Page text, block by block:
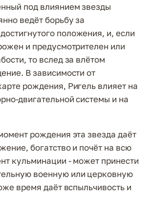
под влиянием звезды
ведёт борьбу за
положения, и, если
и предусмотрителен или
то вслед за влётом
В зависимости от
рождения, Ригель влияет на
двигательной системы и на
рождения эта звезда даёт
богатство и почёт на всю
кульминации - может принести
военную или церковную
время даёт вспыльчивость и